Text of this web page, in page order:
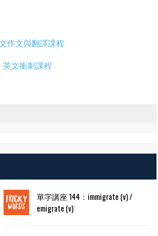
作文與翻譯課程
英文衝刺課程
單字講座 144：immigrate (v) /
emigrate (v)